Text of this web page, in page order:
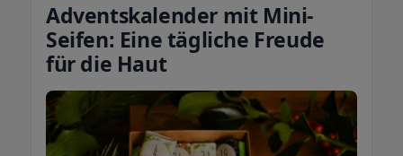
Adventskalender mit Mini-
Seifen: Eine tägliche Freude
für die Haut